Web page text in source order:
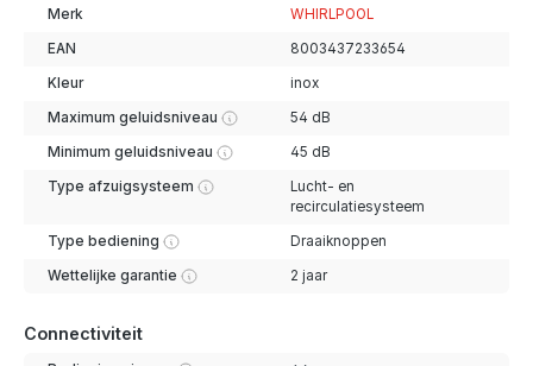
Merk WHIRLPOOL
EAN 8003437233654
Kleur inox
Maximum geluidsniveau 54 dB
Minimum geluidsniveau 45 dB
Type afzuigsysteem
Lucht- en
recirculatiesysteem
Type bediening Draaiknoppen
Wettelijke garantie 2 jaar
Connectiviteit